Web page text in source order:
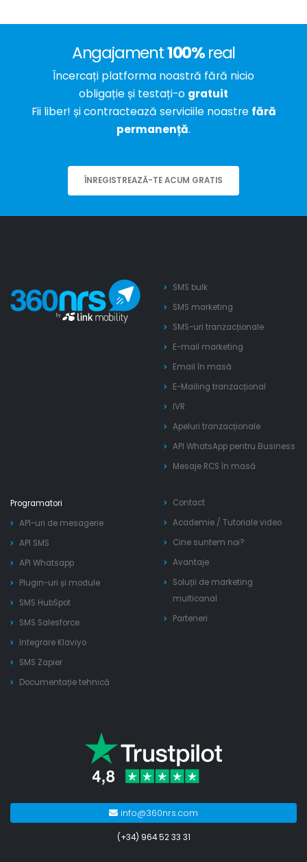
Angajament100%real
Încercați platforma noastră fără nicio
obligație și testați-o gratuit
Fii liber! și contractează serviciile noastre fără
permanență.
ÎNREGISTREAZĂ-TE ACUM GRATIS
SMS bulk
SMS marketing
SMS-uri tranzacționale
E-mail marketing
Email în masă
E-Mailing tranzacțional
IVR
Apeluri tranzacționale
API WhatsApp pentru Business
Mesaje RCS în masă
Programatori
API-uri de mesagerie
API SMS
API Whatsapp
Plugin-uri și module
SMS HubSpot
SMS Salesforce
Integrare Klaviyo
SMS Zapier
Documentație tehnică
Contact
Academie / Tutoriale video
Cine suntem noi?
Avantaje
Soluții de marketing
multicanal
Parteneri
info@360nrs.com
(+34) 964 52 33 31